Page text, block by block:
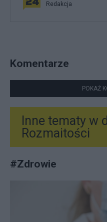
Redakcja
Komentarze
POKAŻ
Inne tematy w
Rozmaitości
#Zdrowie